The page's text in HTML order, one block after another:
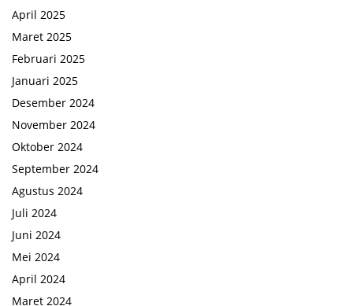
April 2025
Maret 2025
Februari 2025
Januari 2025
Desember 2024
November 2024
Oktober 2024
September 2024
Agustus 2024
Juli 2024
Juni 2024
Mei 2024
April 2024
Maret 2024